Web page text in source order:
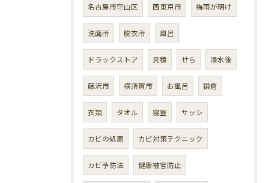
名古屋市守山区 西東京市 梅雨が明け
洗面所 脱衣所 風呂
ドラックストア 見積 せら 浸水後
藤沢市 横須賀市 お風呂 鎌倉
衣類 タオル 寝室 サッシ
カビの処置 カビ対策テクニック
カビ予防法 健康被害防止